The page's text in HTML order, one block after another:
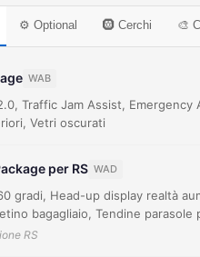
⚙️ Optional 🛞 Cerchi 🎨
WAB
Traffic Jam Assist,
Vetri oscurati
per RS WAD
gradi, Head-up display realtà
bagagliaio, Tendine parasole
RS